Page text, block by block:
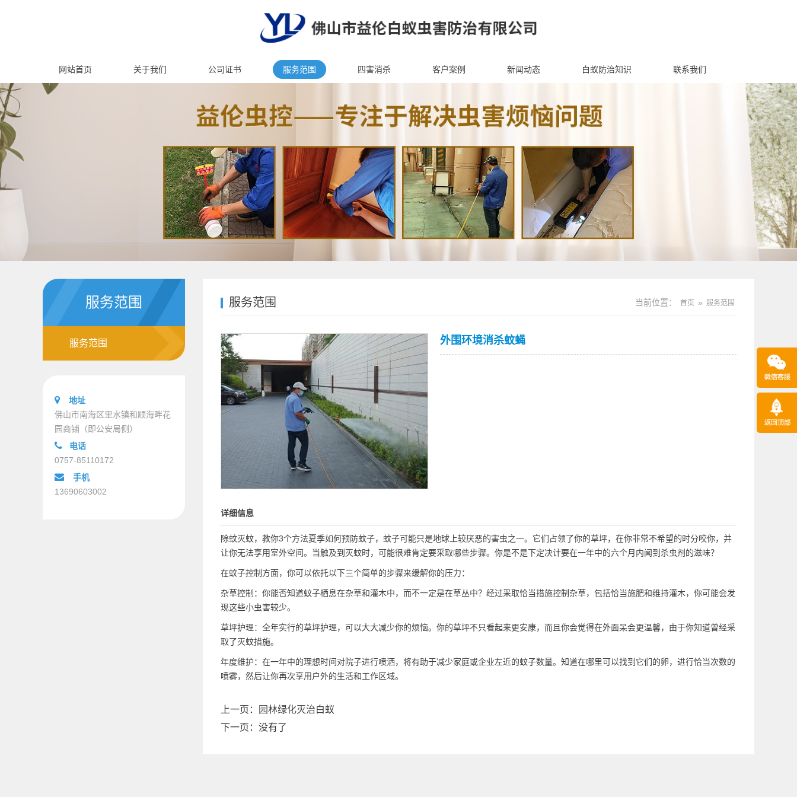
网站首页 关于我们 公司证书 服务范围 四害消杀 客户案例 新闻动态 白蚁防治知识 联系我们
服务范围
服务范围
地址
佛山市南海区里水镇和顺海畔花
园商铺（即公安局侧）
电话
0757-85110172
手机
13690603002
服务范围 当前位置： 首页 » 服务范围
外围环境消杀蚊蝇
详细信息
除蚊灭蚊，教你3个方法夏季如何预防蚊子，蚊子可能只是地球上较厌恶的害虫之一。它们占领了你的草坪，在你非常不希望的时分咬你，并
让你无法享用室外空间。当触及到灭蚊时，可能很难肯定要采取哪些步骤。你是不是下定决计要在一年中的六个月内闻到杀虫剂的滋味？
在蚊子控制方面，你可以依托以下三个简单的步骤来缓解你的压力：
杂草控制：你能否知道蚊子栖息在杂草和灌木中，而不一定是在草丛中？经过采取恰当措施控制杂草，包括恰当施肥和维持灌木，你可能会发
现这些小虫害较少。
草坪护理：全年实行的草坪护理，可以大大减少你的烦恼。你的草坪不只看起来更安康，而且你会觉得在外面呆会更温馨，由于你知道曾经采
取了灭蚊措施。
年度维护：在一年中的理想时间对院子进行喷洒，将有助于减少家庭或企业左近的蚊子数量。知道在哪里可以找到它们的卵，进行恰当次数的
喷雾，然后让你再次享用户外的生活和工作区域。
上一页：
园林绿化灭治白蚁
下一页：没有了